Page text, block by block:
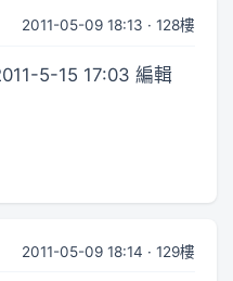
2011-05-09 18:13 · 128樓
5-15 17:03 編輯
2011-05-09 18:14 · 129樓